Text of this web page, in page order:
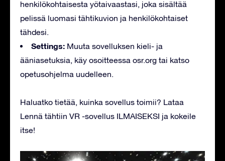
henkilökohtaisesta yötaivaastasi, joka sisältää
pelissä luomasi tähtikuvion ja henkilökohtaiset
tähdesi.
Settings: Muuta sovelluksen kieli- ja
ääniasetuksia, käy osoitteessa osr.org tai katso
opetusohjelma uudelleen.
Haluatko tietää, kuinka sovellus toimii? Lataa
Lennä tähtiin VR -sovellus ILMAISEKSI ja kokeile
itse!